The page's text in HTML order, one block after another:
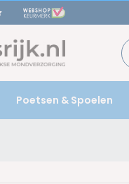
Poetsen & Spoelen